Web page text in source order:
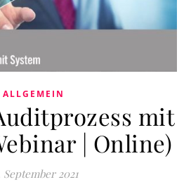
ALLGEMEIN
mit
| Online)
September 2021